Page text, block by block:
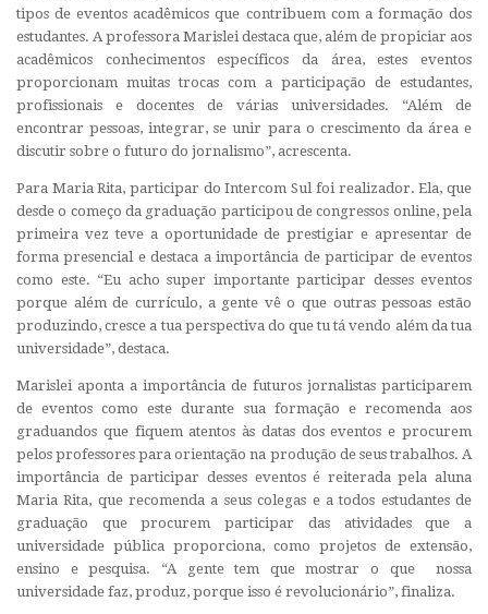
tipos de eventos acadêmicos que contribuem com a formação dos
estudantes. A professora Marislei destaca que, além de propiciar aos
acadêmicos conhecimentos específicos da área, estes eventos
proporcionam muitas trocas com a participação de estudantes,
profissionais e docentes de várias universidades. “Além de
encontrar pessoas, integrar, se unir para o crescimento da área e
discutir sobre o futuro do jornalismo”, acrescenta.
Para Maria Rita, participar do Intercom Sul foi realizador. Ela, que
desde o começo da graduação participou de congressos online, pela
primeira vez teve a oportunidade de prestigiar e apresentar de
forma presencial e destaca a importância de participar de eventos
como este. “Eu acho super importante participar desses eventos
porque além de currículo, a gente vê o que outras pessoas estão
produzindo, cresce a tua perspectiva do que tu tá vendo além da tua
universidade”, destaca.
Marislei aponta a importância de futuros jornalistas participarem
de eventos como este durante sua formação e recomenda aos
graduandos que fiquem atentos às datas dos eventos e procurem
pelos professores para orientação na produção de seus trabalhos. A
importância de participar desses eventos é reiterada pela aluna
Maria Rita, que recomenda a seus colegas e a todos estudantes de
graduação que procurem participar das atividades que a
universidade pública proporciona, como projetos de extensão,
ensino e pesquisa. “A gente tem que mostrar o que nossa
universidade faz, produz, porque isso é revolucionário”, finaliza.